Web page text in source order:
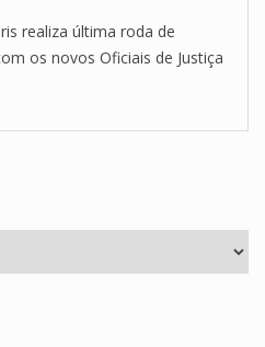
realiza última roda de
os novos Oficiais de Justiça